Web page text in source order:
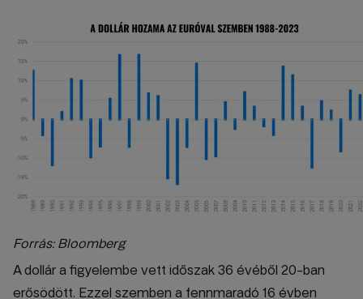
Forrás: Bloomberg
A dollár a figyelembe vett időszak 36 évéből 20-ban
erősödött. Ezzel szemben a fennmaradó 16 évben